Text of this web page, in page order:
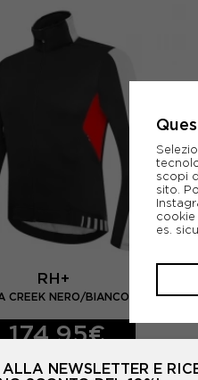
RH+
CREEK NERO/BIANCO /ROSSO
174,95€
NEWSLETTER E
scopi
sito.
es.